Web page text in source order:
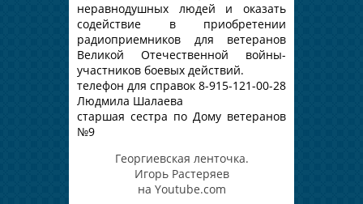
неравнодушных людей и оказать
содействие в приобретении
радиоприемников для ветеранов
Великой Отечественной войны-
участников боевых действий.
телефон для справок 8-915-121-00-28
Людмила Шалаева
старшая сестра по Дому ветеранов
№9
Георгиевская ленточка.
Игорь Растеряев
на Youtube.com